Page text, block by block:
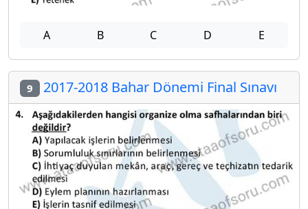
A B C D E
9 2017-2018 Bahar Dönemi Final Sınavı